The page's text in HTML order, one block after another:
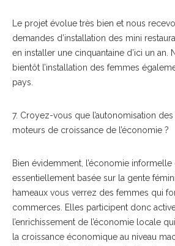
Le projet évolue très bien et nous
demandes d’installation des mini
en installer une cinquantaine d’ici un an.
bientôt l’installation des femmes
pays.
7. Croyez-vous que l’autonomisation des
moteurs de croissance de l’économie ?
Bien évidemment, l’économie
essentiellement basée sur la gente
hameaux vous verrez des femmes qui
commerces. Elles participent donc
l’enrichissement de l’économie locale
la croissance économique au niveau